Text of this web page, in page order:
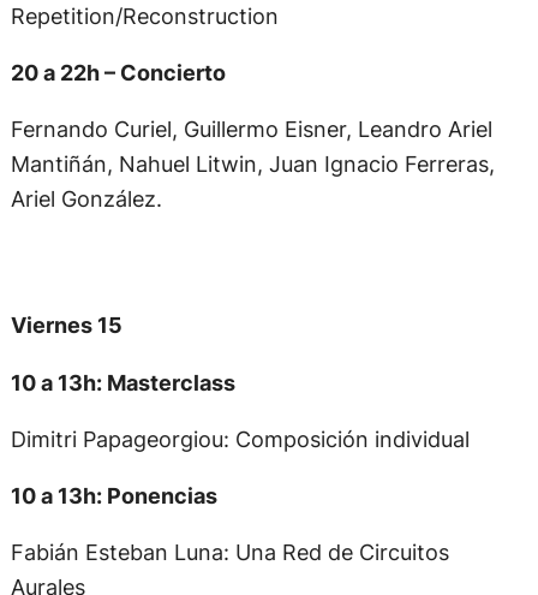
Repetition/Reconstruction
20 a 22h – Concierto
Fernando Curiel, Guillermo Eisner, Leandro Ariel
Mantiñán, Nahuel Litwin, Juan Ignacio Ferreras,
Ariel González.
Viernes 15
10 a 13h: Masterclass
Dimitri Papageorgiou: Composición individual
10 a 13h: Ponencias
Fabián Esteban Luna: Una Red de Circuitos
Aurales